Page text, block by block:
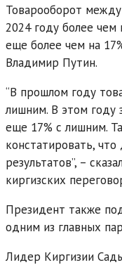
Товарооборот
2024 году более чем
еще более чем на
Владимир Путин.
“В прошлом году
лишним. В этом году
еще 17% с лишним.
констатировать,
результатов”, –
киргизских
Президент также
одним из главных
Лидер Киргизии